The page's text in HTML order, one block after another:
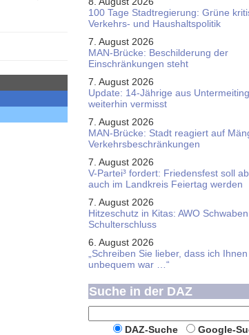
100 Tage Stadtregierung: Grüne
Verkehrs- und Haushaltspolitik
7. August 2026
MAN-Brücke: Beschilderung der
Einschränkungen steht
7. August 2026
Update: 14-Jährige aus
weiterhin vermisst
7. August 2026
MAN-Brücke: Stadt reagiert auf
Verkehrsbeschränkungen
7. August 2026
V-Partei­³ fordert: Friedens­fest soll
auch im Land­kreis Feier­tag werden
7. August 2026
Hitzeschutz in Kitas: AWO
Schulterschluss
6. August 2026
„Schreiben Sie lieber, dass ich Ihnen
unbequem war …“
Suche in der DAZ
DAZ-Suche
Google-